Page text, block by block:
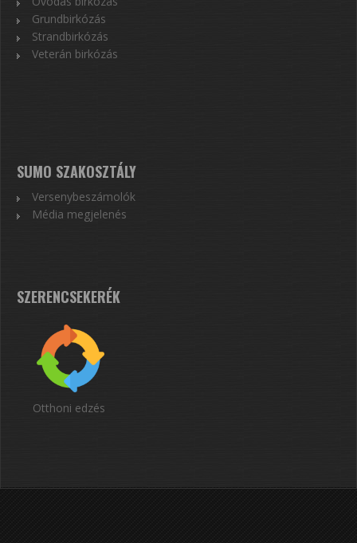
Grundbirkózás
Strandbirkózás
Veterán birkózás
SUMO SZAKOSZTÁLY
Versenybeszámolók
Média megjelenés
SZERENCSEKERÉK
Otthoni edzés